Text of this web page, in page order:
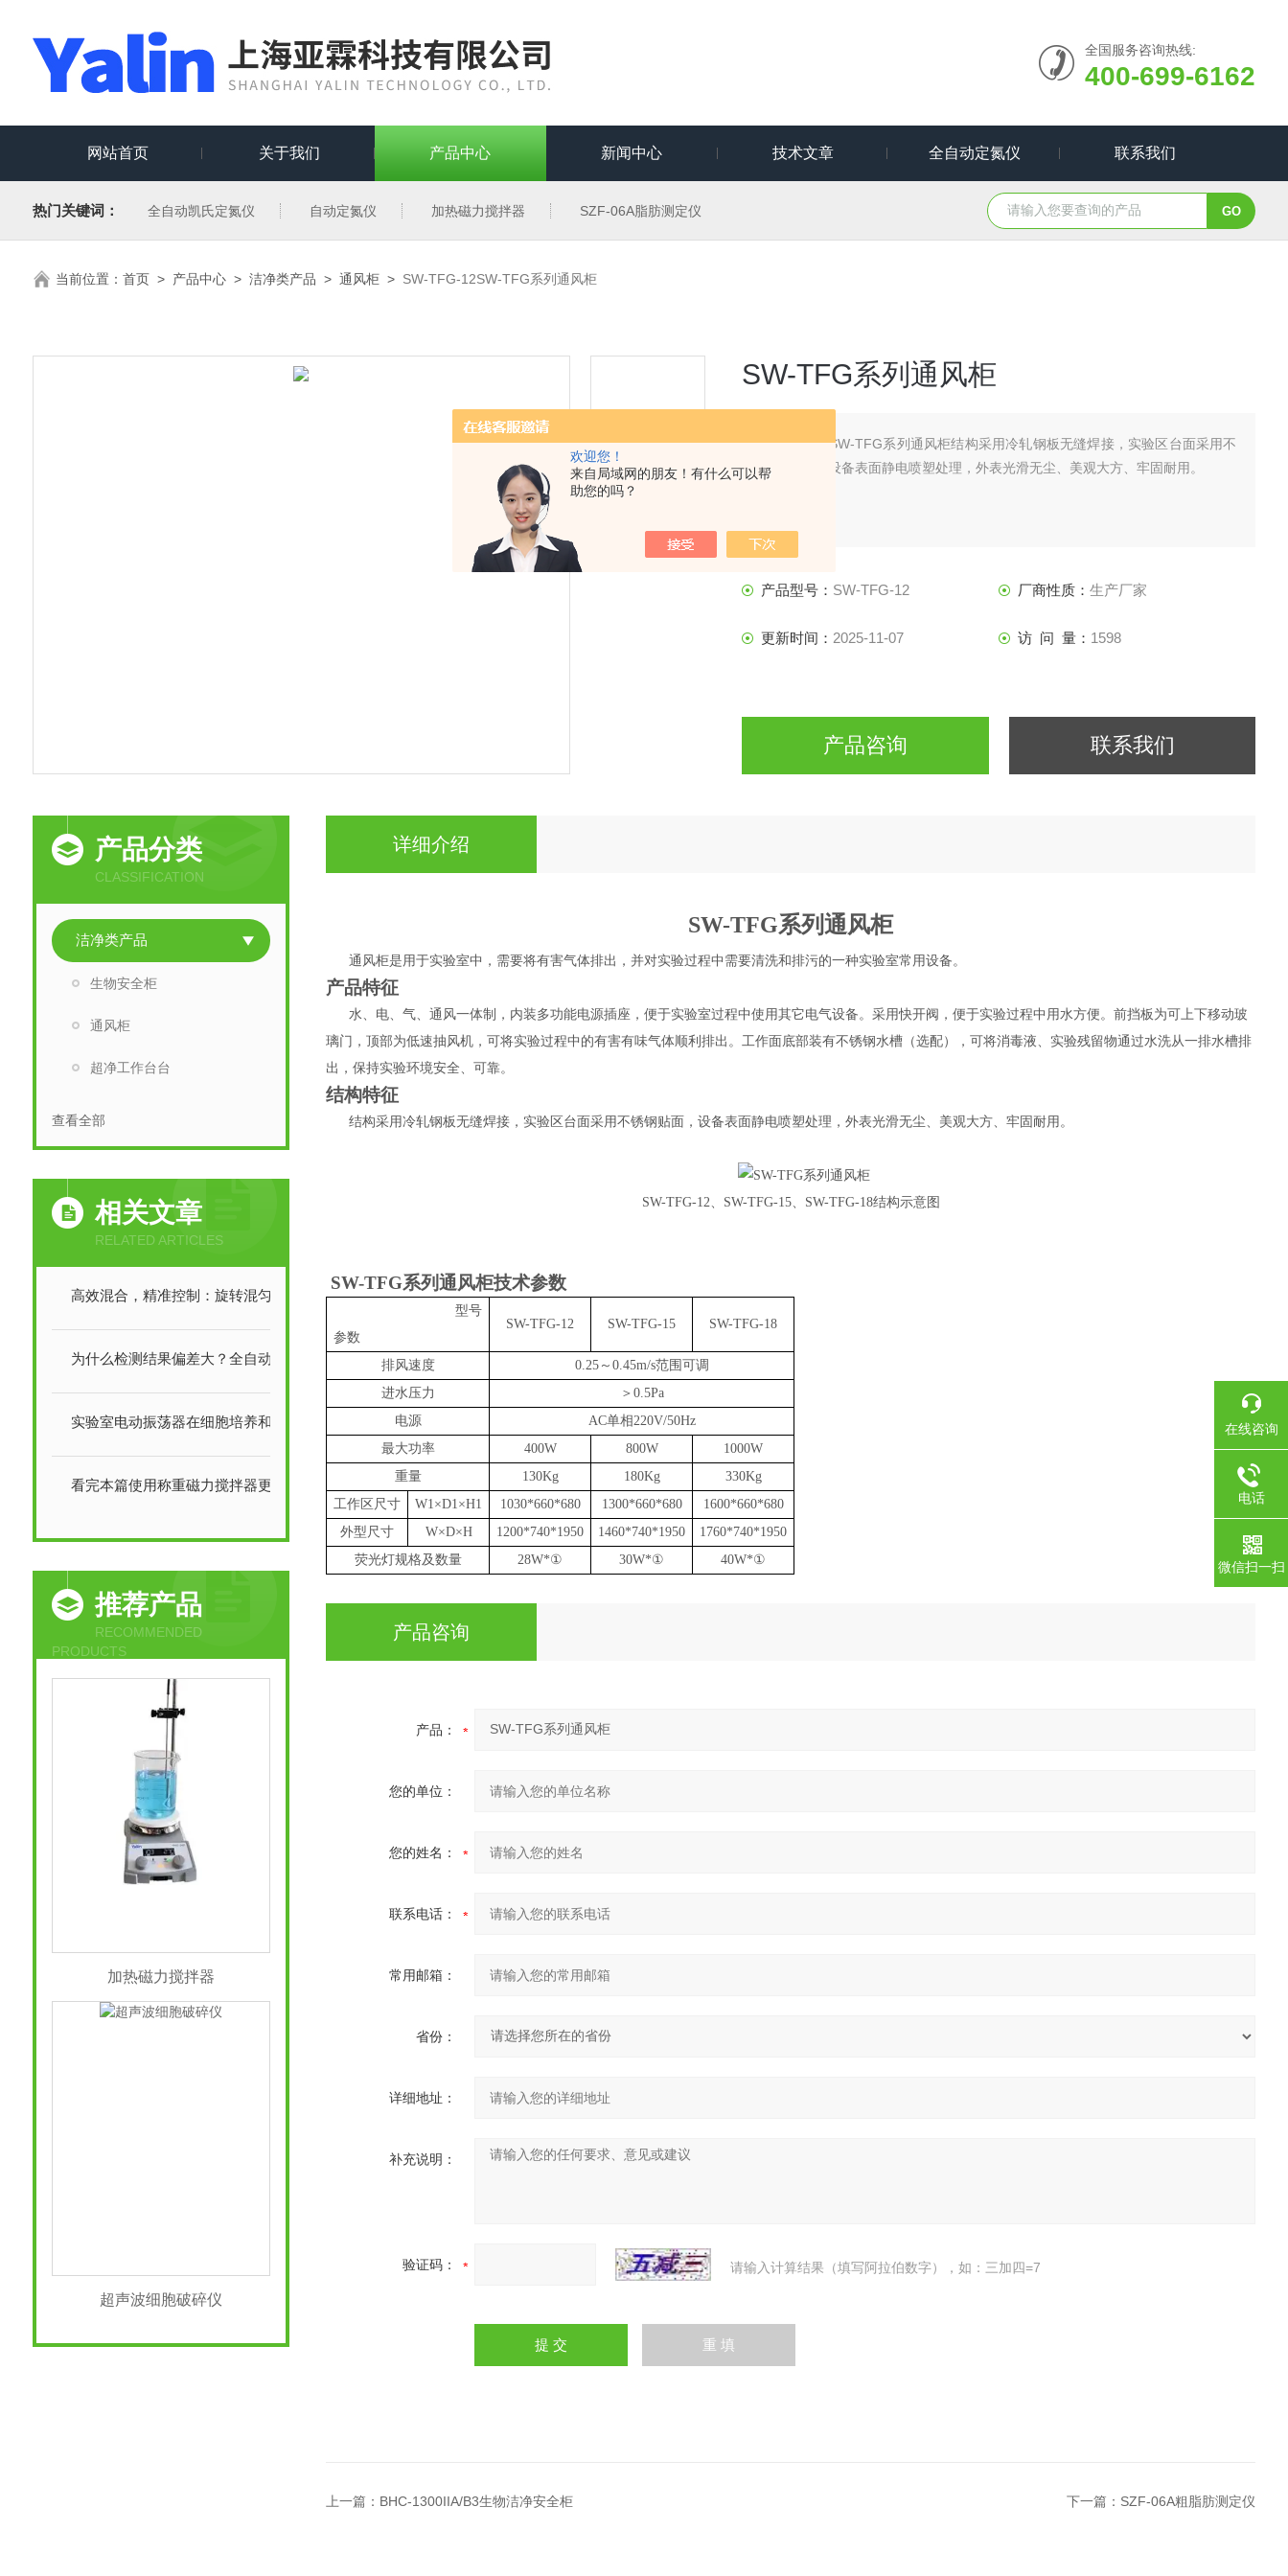
欢迎您！
来自局域网的朋友！有什么可以帮
助您的吗？
全国服务咨询热线:
400-699-6162
网站首页 关于我们 产品中心 新闻中心 技术文章 全自动定氮仪 联系我们
热门关键词： 全自动凯氏定氮仪 自动定氮仪 加热磁力搅拌器 SZF-06A脂肪测定仪
当前位置： 首页> 产品中心> 洁净类产品 > 通风柜> SW-TFG-12SW-TFG系列通风柜
SW-TFG系列通风柜
简要描述：SW-TFG系列通风柜结构采用冷轧钢板无缝焊接，实验区台面采用不
锈钢贴面，设备表面静电喷塑处理，外表光滑无尘、美观大方、牢固耐用。
产品型号： SW-TFG-12 厂商性质：生产厂家
更新时间： 2025-11-07 访 问 量： 1598
产品咨询 联系我们
产品分类
CLASSIFICATION
洁净类产品
生物安全柜
通风柜
超净工作台台
查看全部
相关文章
RELATED ARTICLES
推荐产品
RECOMMENDED
PRODUCTS
加热磁力搅拌器
超声波细胞破碎仪
详细介绍
SW-TFG系列通风柜
通风柜是用于实验室中，需要将有害气体排出，并对实验过程中需要清洗和排污的一种实验室常用设备。
产品特征
水、电、气、通风一体制，内装多功能电源插座，便于实验室过程中使用其它电气设备。采用快开阀，便于实验过程中用水方便。前挡板为可上下移动玻
璃门，顶部为低速抽风机，可将实验过程中的有害有味气体顺利排出。工作面底部装有不锈钢水槽 （选配）
，可将消毒液、实验残留物通过水洗从一排水槽排
出，保持实验环境安全、可靠。
结构特征
结构采用冷轧钢板无缝焊接 ，实验区 台面采用不锈钢贴面，设备表面静电喷塑处理，外表光滑无尘、美观大方、牢固耐用。
SW-TFG-12、 SW-TFG-15、 SW-TFG-18结构示意图
SW-TFG系列通风柜技术参数
型号
参数
SW-TFG-12 SW-TFG-15 SW-TFG-18
排风速度 0.25～0.45m/s范围可调
进水压力
＞ 0.5Pa
电源
AC单相220V/50Hz
最大功率
400W 800W
1000W
重量
130Kg 180Kg 330Kg
工作区尺寸
W1×D1×H1 1030*660*680 1300*660*680
1600*660*680
外型尺寸
W×D×H 1200*740*1950 1460*740*1950
1760*740*1950
荧光灯规格及数量
28W*① 30W*① 40W*①
产品咨询
产品：
您的单位：
您的姓名：
联系电话：
常用邮箱：
省份：
详细地址：
补充说明：
验证码： 请输入计算结果（填写阿拉伯数字），如：三加四=7
上一篇： BHC-1300IIA/B3生物洁净安全柜 下一篇： SZF-06A粗脂肪测定仪
在线咨询
电话
微信扫一扫